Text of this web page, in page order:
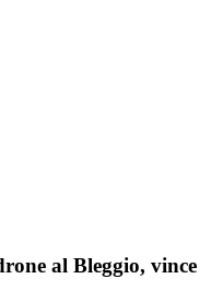
al Bleggio, vince